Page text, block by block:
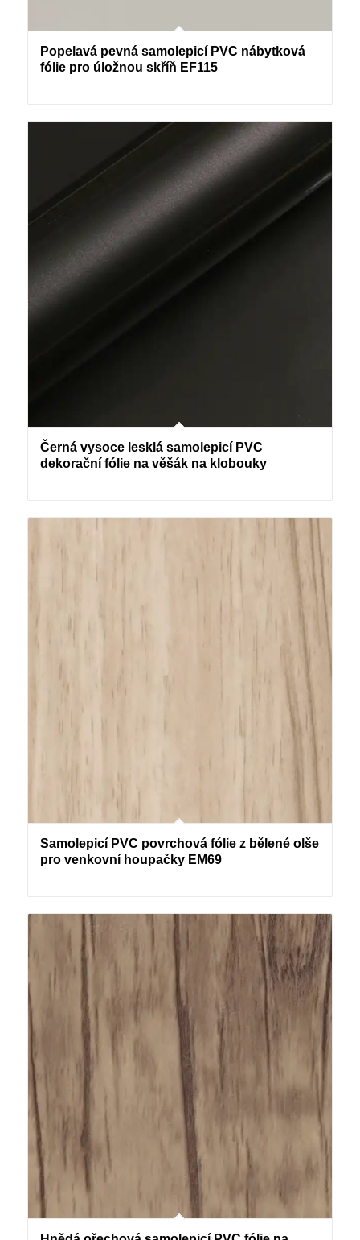
Popelavá pevná samolepicí PVC nábytková
fólie pro úložnou skříň EF115
Černá vysoce lesklá samolepicí PVC
dekorační fólie na věšák na klobouky
Samolepicí PVC povrchová fólie z bělené olše
pro venkovní houpačky EM69